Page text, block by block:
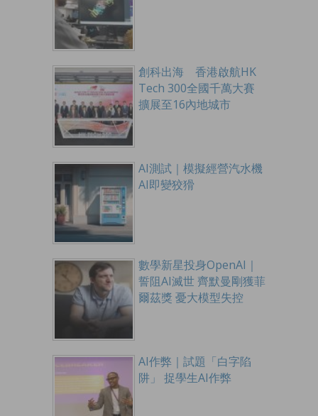
創科出海 香港啟航HK
Tech 300全國千萬大賽
擴展至16內地城市
AI測試｜模擬經營汽水機
AI即變狡猾
數學新星投身OpenAI｜
誓阻AI滅世 齊默曼剛獲菲
爾茲獎 憂大模型失控
AI作弊｜試題「白字陷
阱」 捉學生AI作弊